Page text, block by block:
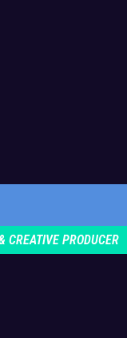
CREATIVE PRODUCER